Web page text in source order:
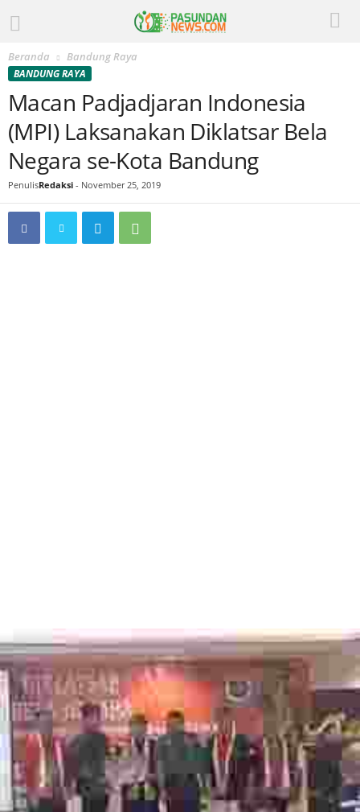
Beranda Bandung Raya
BANDUNG RAYA
Macan Padjadjaran Indonesia
(MPI) Laksanakan Diklatsar Bela
Negara se-Kota Bandung
PenulisRedaksi - November 25, 2019